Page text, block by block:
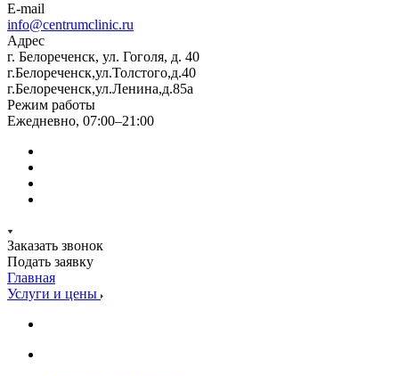
E-mail
info@centrumclinic.ru
Адрес
г. Белореченск, ул. Гоголя, д. 40
г.Белореченск,ул.Толстого,д.40
г.Белореченск,ул.Ленина,д.85а
Режим работы
Ежедневно, 07:00–21:00
Заказать звонок
Подать заявку
Главная
Услуги и цены